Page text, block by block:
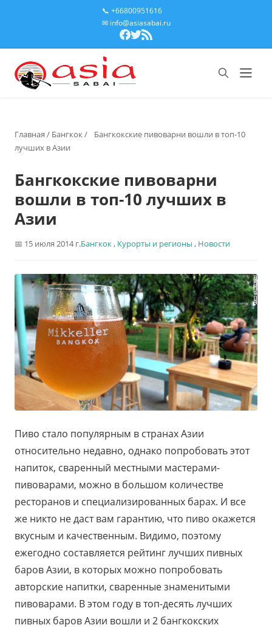
📞 +66800951616
✉ info@asiasabai.ru
Главная / Бангкок/
Бангкокские пивоварни вошли в топ-10
лучших в Азии
Бангкокские пивоварни
вошли в топ-10 лучших в
Азии
15 июля 2014 г.Бангкок, Курорты и регионы , Новости
Пиво стало популярным в странах Азии
относительно недавно, однако попробовать этот
напиток, сваренный местными мастерами-
пивоварами, можно в большом количестве
ресторанов и специализированных барах. И все
же никто не даст вам гарантию, что пиво окажется
вкусным и качественным. Видимо, поэтому
ежегодно составляется рейтинг лучших пивных
баров Азии, в которых можно попробовать
авторские напитки, сваренные знаменитыми
пивоварами. В этом году в топ-десять лучших
пивных баров Азии вошли и 2 бангкокских